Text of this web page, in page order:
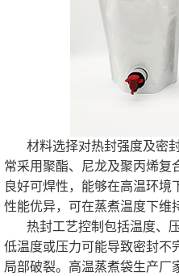
材料选择对热封强度及密
常采用聚酯、尼龙及聚丙烯复
良好可焊性，能够在高温环
性能优异，可在蒸煮温度下维
热封工艺控制包括温度、
低温度或压力可能导致密封不
局部破裂。高温蒸煮袋生产厂